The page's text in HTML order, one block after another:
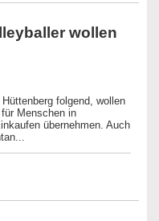
wollen
folgend, wollen
Menschen in
übernehmen. Auch